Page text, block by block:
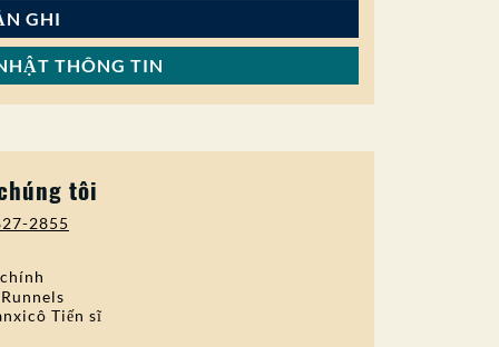
GHI
THÔNG TIN
tôi
2855
Tiến sĩ